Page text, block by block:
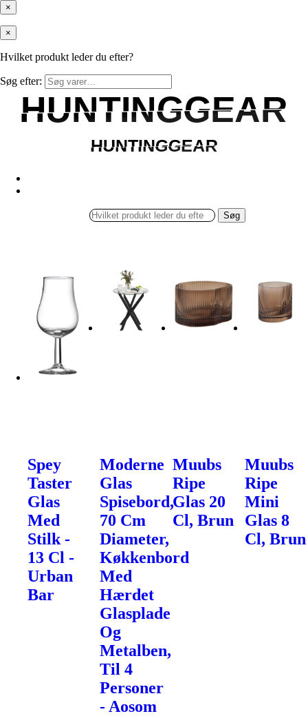
×
×
Hvilket produkt leder du efter?
Søg efter:
HUNTINGGEAR
HUNTINGGEAR
HUNTINGGEAR
HUNTINGGEAR
Søg
Spey
Taster
Glas
Med
Stilk -
13 Cl -
Urban
Bar
Moderne
Glas
Spisebord,
70 Cm
Diameter,
Køkkenbord
Med
Hærdet
Glasplade
Og
Metalben,
Til 4
Personer
- Aosom
Muubs
Ripe
Glas 20
Cl, Brun
Muubs
Ripe
Mini
Glas 8
Cl, Brun